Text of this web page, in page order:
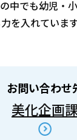
中でも幼児・
を入れています
お問い合わせ
美化企画課